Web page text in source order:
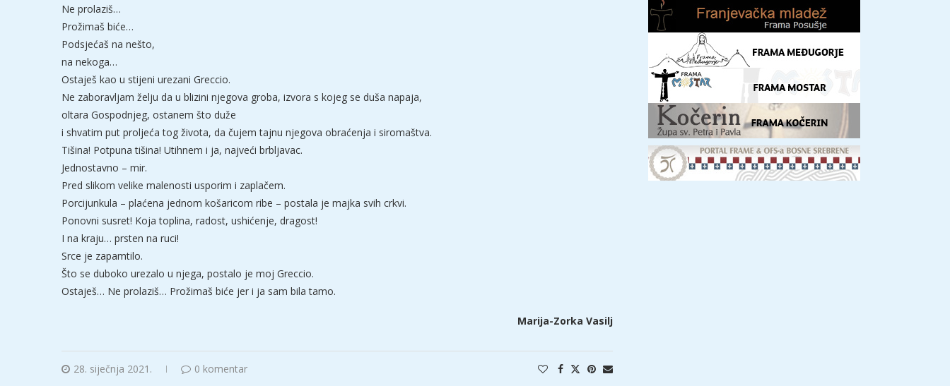
Ne prolaziš…
Prožimaš biće…
Podsjećaš na nešto,
na nekoga…
Ostaješ kao u stijeni urezani Greccio.
Ne zaboravljam želju da u blizini njegova groba, izvora s kojeg se duša napaja,
oltara Gospodnjeg, ostanem što duže
i shvatim put proljeća tog života, da čujem tajnu njegova obraćenja i siromaštva.
Tišina! Potpuna tišina! Utihnem i ja, najveći brbljavac.
Jednostavno – mir.
Pred slikom velike malenosti usporim i zaplačem.
Porcijunkula – plaćena jednom košaricom ribe – postala je majka svih crkvi.
Ponovni susret! Koja toplina, radost, ushićenje, dragost!
I na kraju… prsten na ruci!
Srce je zapamtilo.
Što se duboko urezalo u njega, postalo je moj Greccio.
Ostaješ… Ne prolaziš… Prožimaš biće jer i ja sam bila tamo.
Marija-Zorka Vasilj
28. siječnja 2021. 0 komentar